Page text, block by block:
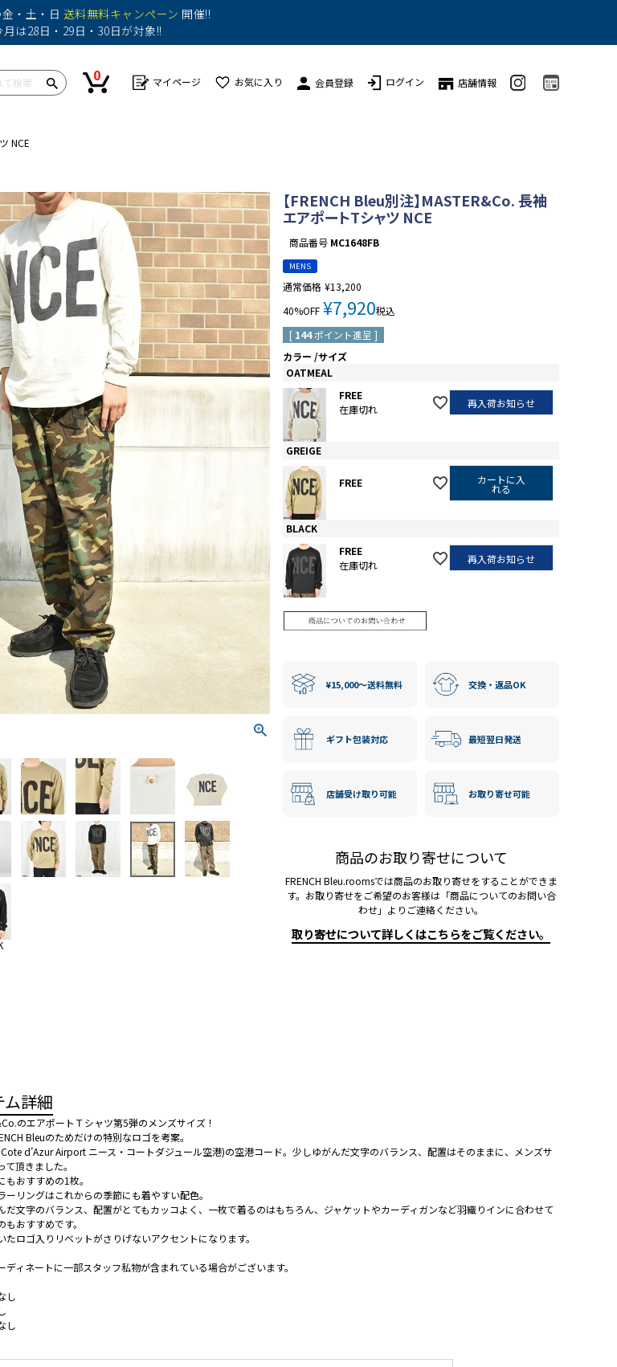
・土・日 送料無料キャンペーン 開催!!
月は28日・29日・30日が対象!!
ショートパンツ
パンツ
その他
ム
パンツ
その他
0 マイページ お気に入り 会員登録 ログイン 店舗情報
NCE
【FRENCH Bleu別注】MASTER&Co. 長袖
エアポートTシャツ NCE
商品番号 MC1648FB
MENS
通常価格 ¥13,200
40%OFF ¥7,920税込
[ 144ポイント進呈 ]
カラー サイズ
OATMEAL
FREE
在庫切れ
再入荷お知らせ
GREIGE
FREE カートに入
れる
BLACK
FREE
在庫切れ
再入荷お知らせ
¥15,000〜送料無料 交換・返品OK
ギフト包装対応 最短翌日発送
店舗受け取り可能 お取り寄せ可能
商品のお取り寄せについて
FRENCH Bleu.roomsでは商品のお取り寄せをすることができま
す。お取り寄せをご希望のお客様は「商品についてのお問い合
わせ」よりご連絡ください。
取り寄せについて詳しくはこちらをご覧ください。
ム詳細
のエアポートＴシャツ第5弾のメンズサイズ！
Bleuのためだけの特別なロゴを考案。
Cote d’Azur Airport ニース・コートダジュール空港)の空港コード。少しゆがんだ文字のバランス、配置はそのままに、メンズサ
て頂きました。
もおすすめの1枚。
ーリングはこれからの季節にも着やすい配色。
だ文字のバランス、配置がとてもカッコよく、一枚で着るのはもちろん、ジャケットやカーディガンなど羽織りインに合わせて
もおすすめです。
たロゴ入りリベットがさりげないアクセントになります。
ィネートに一部スタッフ私物が含まれている場合がございます。
し
し